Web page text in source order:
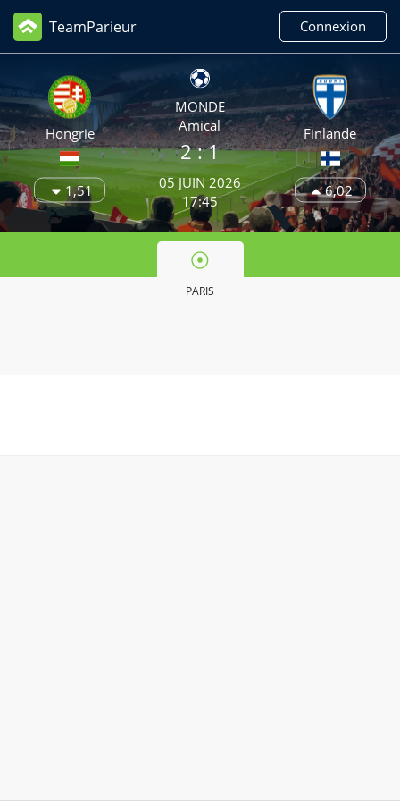
TeamParieur Connexion
Hongrie
1,51
MONDE
Amical
2: 1
05 JUIN 2026
17:45
Finlande
6,02
PARIS